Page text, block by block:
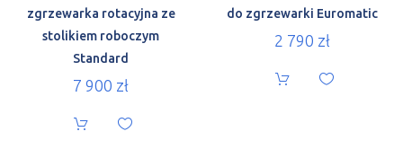
zgrzewarka rotacyjna ze
stolikiem roboczym
Standard
7 900 zł
do zgrzewarki Euromatic
2 790 zł